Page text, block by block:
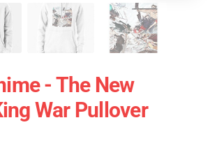
- The New
War Pullover